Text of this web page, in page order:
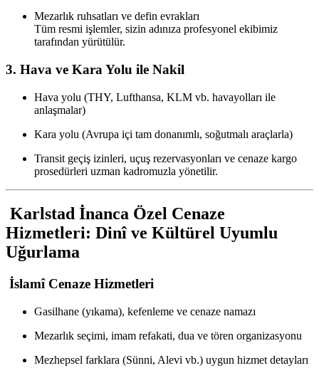
Mezarlık ruhsatları ve defin evrakları
Tüm resmi işlemler, sizin adınıza profesyonel ekibimiz
tarafından yürütülür.
3. Hava ve Kara Yolu ile Nakil
Hava yolu (THY, Lufthansa, KLM vb. havayolları ile
anlaşmalar)
Kara yolu (Avrupa içi tam donanımlı, soğutmalı araçlarla)
Transit geçiş izinleri, uçuş rezervasyonları ve cenaze kargo
prosedürleri uzman kadromuzla yönetilir.
Karlstad İnanca Özel Cenaze
Hizmetleri: Dinî ve Kültürel Uyumlu
Uğurlama
İslamî Cenaze Hizmetleri
Gasilhane (yıkama), kefenleme ve cenaze namazı
Mezarlık seçimi, imam refakati, dua ve tören organizasyonu
Mezhepsel farklara (Sünni, Alevi vb.) uygun hizmet detayları